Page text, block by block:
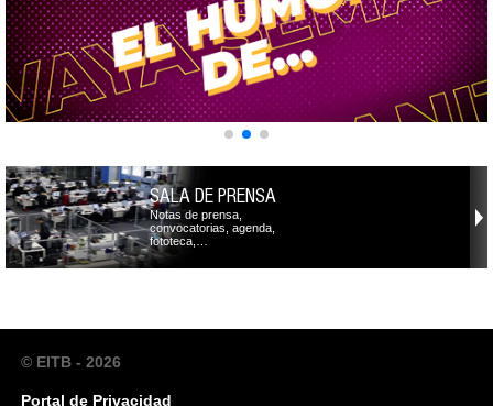
SALA DE PRENSA
Notas de prensa,
convocatorias, agenda,
fototeca,…
© EITB - 2026
Portal de Privacidad